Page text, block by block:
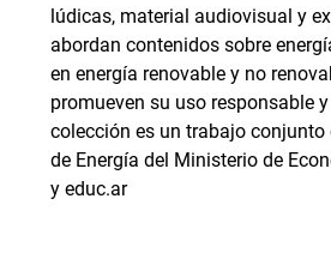
lúdicas, material audiovisual y
abordan contenidos sobre
en energía renovable y no
promueven su uso responsable
colección es un trabajo conjunto
de Energía del Ministerio de
y educ.ar